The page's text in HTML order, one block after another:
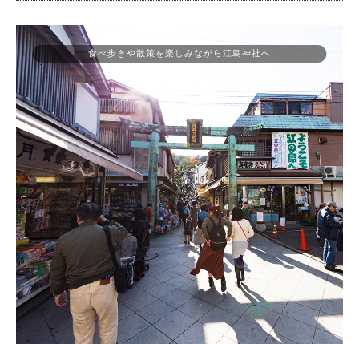
食べ歩きや散策を楽しみながら江島神社へ